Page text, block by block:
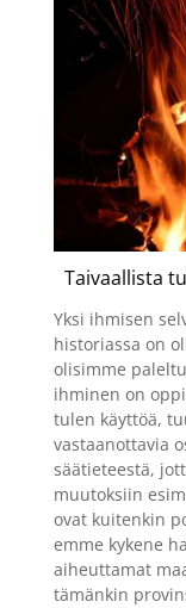
Taivaallista
Yksi ihmisen
historiassa on
olisimme
ihminen on
tulen käyttöä,
vastaanottavia
säätieteestä,
muutoksiin
ovat kuitenkin
emme kykene
aiheuttamat
tämänkin